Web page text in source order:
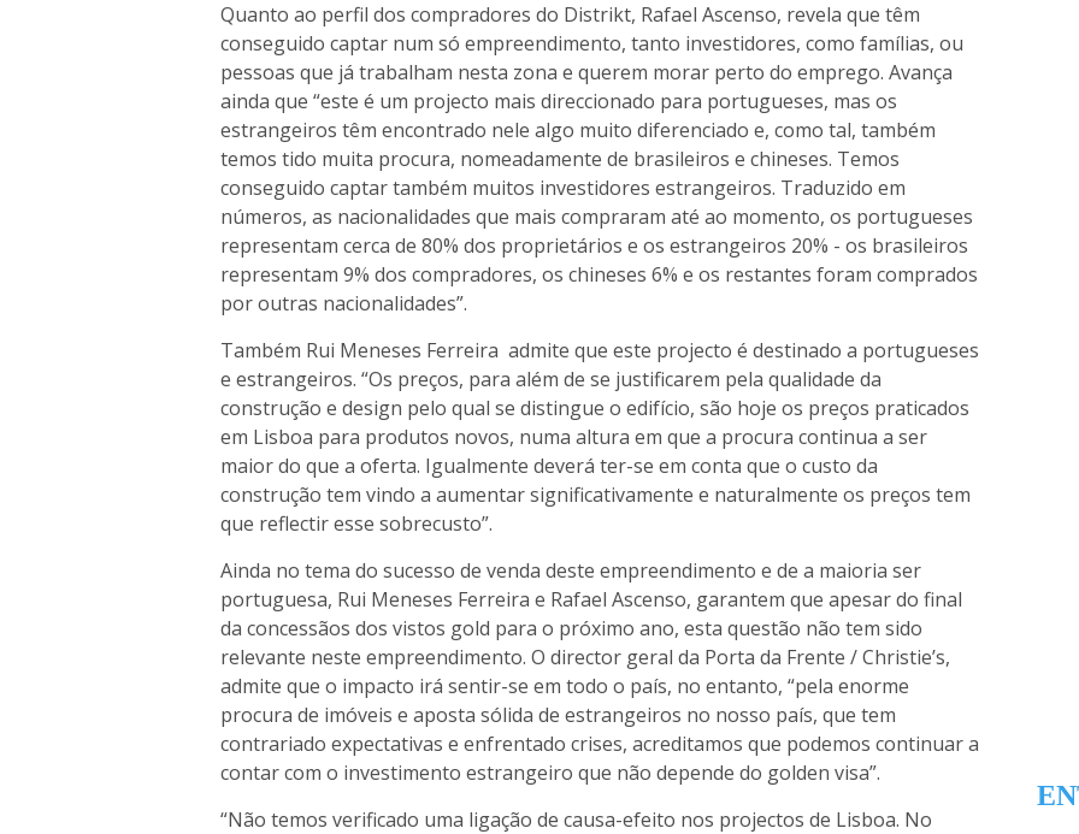
Quanto ao perfil dos compradores do Distrikt, Rafael Ascenso, revela que têm
conseguido captar num só empreendimento, tanto investidores, como famílias, ou
pessoas que já trabalham nesta zona e querem morar perto do emprego. Avança
ainda que “este é um projecto mais direccionado para portugueses, mas os
estrangeiros têm encontrado nele algo muito diferenciado e, como tal, também
temos tido muita procura, nomeadamente de brasileiros e chineses. Temos
conseguido captar também muitos investidores estrangeiros. Traduzido em
números, as nacionalidades que mais compraram até ao momento, os portugueses
representam cerca de 80% dos proprietários e os estrangeiros 20% - os brasileiros
representam 9% dos compradores, os chineses 6% e os restantes foram comprados
por outras nacionalidades”.
Também Rui Meneses Ferreira admite que este projecto é destinado a portugueses
e estrangeiros. “Os preços, para além de se justificarem pela qualidade da
construção e design pelo qual se distingue o edifício, são hoje os preços praticados
em Lisboa para produtos novos, numa altura em que a procura continua a ser
maior do que a oferta. Igualmente deverá ter-se em conta que o custo da
construção tem vindo a aumentar significativamente e naturalmente os preços tem
que reflectir esse sobrecusto”.
Ainda no tema do sucesso de venda deste empreendimento e de a maioria ser
portuguesa, Rui Meneses Ferreira e Rafael Ascenso, garantem que apesar do final
da concessãos dos vistos gold para o próximo ano, esta questão não tem sido
relevante neste empreendimento. O director geral da Porta da Frente / Christie’s,
admite que o impacto irá sentir-se em todo o país, no entanto, “pela enorme
procura de imóveis e aposta sólida de estrangeiros no nosso país, que tem
contrariado expectativas e enfrentado crises, acreditamos que podemos continuar a
contar com o investimento estrangeiro que não depende do golden visa”.
“Não temos verificado uma ligação de causa-efeito nos projectos de Lisboa. No